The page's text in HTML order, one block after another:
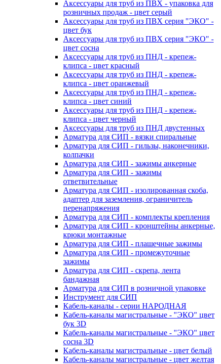
Аксессуары для труб из ПВХ - упаковка для
розничных продаж - цвет серый
Аксессуары для труб из ПВХ серия "ЭКО" -
цвет бук
Аксессуары для труб из ПВХ серия "ЭКО" -
цвет сосна
Аксессуары для труб из ПНД - крепеж-
клипса - цвет красный
Аксессуары для труб из ПНД - крепеж-
клипса - цвет оранжевый
Аксессуары для труб из ПНД - крепеж-
клипса - цвет синий
Аксессуары для труб из ПНД - крепеж-
клипса - цвет черный
Аксессуары для труб из ПНД двустенных
Арматура для СИП - вязки спиральные
Арматура для СИП - гильзы, наконечники,
колпачки
Арматура для СИП - зажимы анкерные
Арматура для СИП - зажимы
ответвительные
Арматура для СИП - изолированная скоба,
адаптер для заземления, ограничитель
перенапряжения
Арматура для СИП - комплекты крепления
Арматура для СИП - кронштейны анкерные,
крюки монтажные
Арматура для СИП - плашечные зажимы
Арматура для СИП - промежуточные
зажимы
Арматура для СИП - скрепа, лента
бандажная
Арматура для СИП в розничной упаковке
Инструмент для СИП
Кабель-каналы - серии НАРОДНАЯ
Кабель-каналы магистральные - "ЭКО" цвет
бук 3D
Кабель-каналы магистральные - "ЭКО" цвет
сосна 3D
Кабель-каналы магистральные - цвет белый
Кабель-каналы магистральные - цвет желтая